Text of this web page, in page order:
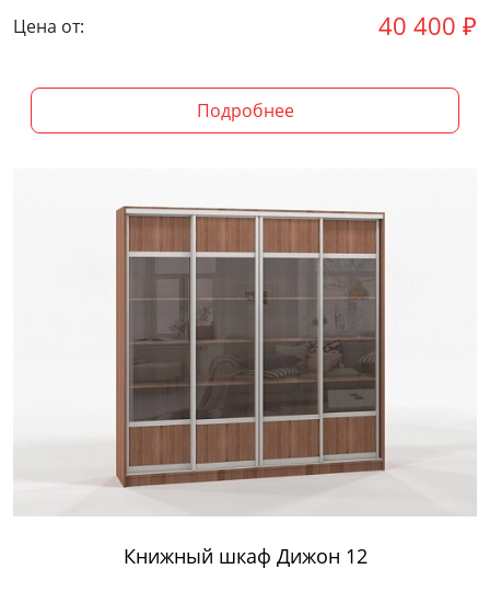
Цена от: 40 400 ₽
Подробнее
Книжный шкаф Дижон 12